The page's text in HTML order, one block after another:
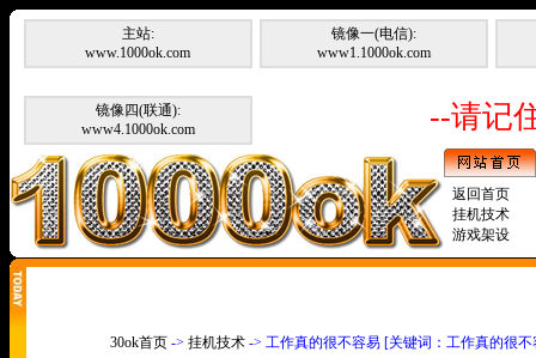
主站:
www.1000ok.com
镜像一(电信):
www1.1000ok.com
镜像四(联通):
www4.1000ok.com
--请记
返回首页
挂机技术
游戏架设
30ok首页 -> 挂机技术 -> 工作真的很不容易 [关键词：工作真的很